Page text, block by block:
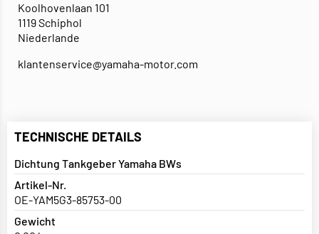
Koolhovenlaan 101
1119 Schiphol
Niederlande
klantenservice@yamaha-motor.com
TECHNISCHE DETAILS
Dichtung Tankgeber Yamaha BWs
Artikel-Nr.
OE-YAM5G3-85753-00
Gewicht